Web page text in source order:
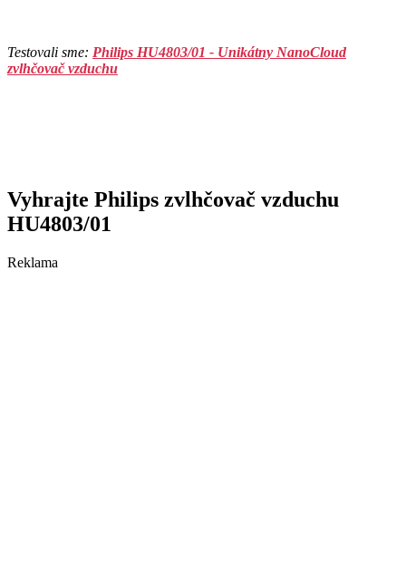
Testovali sme: Philips HU4803/01 - Unikátny NanoCloud
zvlhčovač vzduchu
Vyhrajte Philips zvlhčovač vzduchu
HU4803/01
Reklama